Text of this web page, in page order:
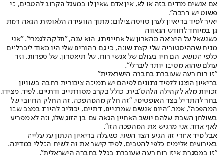
אם אנשים מודים בזה או לא, אין אדם שאין לו במעגל הקרוב להטבים, כי
פשוט יש הרבה".
יאיר לפיד בריאיון לערן סויסה,צילום: מתוך הוועידה הלאומית הגאה רמת
גן במיוחד לחודש הגאווה
כשנשאל על היציאה מהארון של אחייניתו, הוא ענה, "חלקה לגמרי". "אני
מניח שההיסטוריה שלי קצת שונה, כי גם ההורים שלי היו מאוד ליברליים
כלפי הנושא. הם חיו בעולם של אנשי רוח, של תיאטרון, של ספרות, וזה
עולם שהוא מטיבו יותר ליברלי".
"זו רוח רעה שעוברת בחברה הישראלית"
בריאיון הוצגו ללפיד נתונים לפיהם יש תמיכה ציבורית רחבה בשוויון
זכויות מלא לקהילה הלהט"בית, כולל בקרב מסורתיים ודתיים. לפיד, מצידו,
בחר להתחיל בצד האופטימי. "זה חלק מהמהפכה, זה החלק החיובי של
המהפכה", אמר. "היום אנשים שמרניים, דתיים, יכולים להיות במצב שבו
בשולחן השבת שלהם יושב האחיין הגאה עם בן הזוג שלו, וזה לא מפריע
לאף אחד. אני מרגיש את המהפכה הזו".
אבל מיד אחרי זה הגיע הצד השני. כשעלה בריאיון הנתון על עלייה
באירועים אלימים כלפי להטבים, לפיד קישר את זה לשיח הכללי במדינה.
"זו במסגרת איזו רוח רעה שעוברת בכלל בחברה הישראלית".